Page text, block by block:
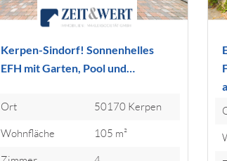
Kerpen-Sindorf! Sonnenhelles
EFH mit Garten, Pool und…
Ort
50170 Kerpen
Wohnfläche
105 m²